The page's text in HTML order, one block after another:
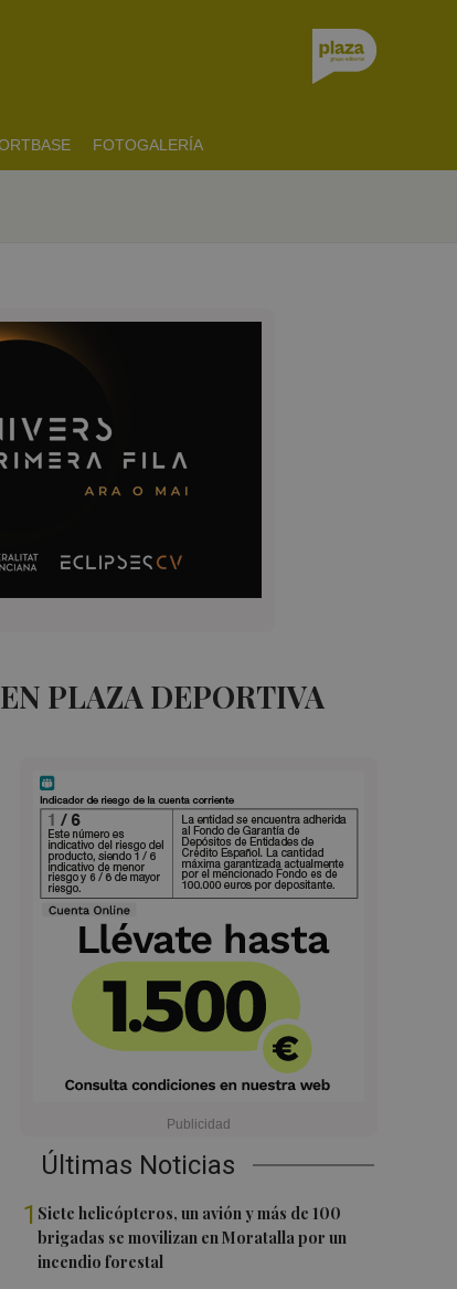
FOTOGALERÍA
PLAZA DEPORTIVA
Últimas Noticias
1 Siete helicópteros, un avión y más de 100
brigadas se movilizan en Moratalla por un
incendio forestal